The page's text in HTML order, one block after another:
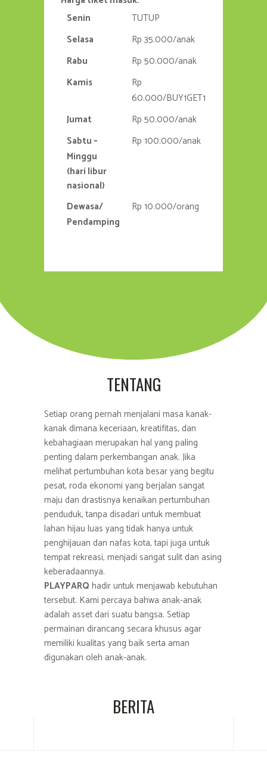
Senin
TUTUP
Selasa
Rp 35.000/anak
Rabu
Rp 50.000/anak
Kamis
Rp
60.000/BUY1GET1
Jumat
Rp 50.000/anak
Sabtu –
Minggu
(hari libur
nasional)
Rp 100.000/anak
Dewasa/
Pendamping
Rp 10.000/orang
TENTANG
Setiap orang pernah menjalani masa kanak-
kanak dimana keceriaan, kreatifitas, dan
kebahagiaan merupakan hal yang paling
penting dalam perkembangan anak. Jika
melihat pertumbuhan kota besar yang begitu
pesat, roda ekonomi yang berjalan sangat
maju dan drastisnya kenaikan pertumbuhan
penduduk, tanpa disadari untuk membuat
lahan hijau luas yang tidak hanya untuk
penghijauan dan nafas kota, tapi juga untuk
tempat rekreasi, menjadi sangat sulit dan asing
keberadaannya.
PLAYPARQ hadir untuk menjawab kebutuhan
tersebut. Kami percaya bahwa anak-anak
adalah asset dari suatu bangsa. Setiap
permainan dirancang secara khusus agar
memiliki kualitas yang baik serta aman
digunakan oleh anak-anak.
BERITA